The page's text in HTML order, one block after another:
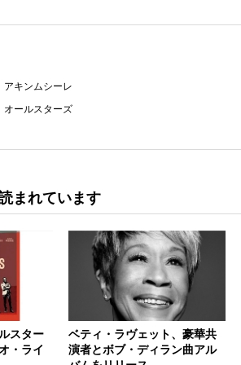
アキンムシーレ
オールスターズ
まれています
スター
・ライ
ベティ・ラヴェット、豪華共
演者とボブ・ディラン曲アル